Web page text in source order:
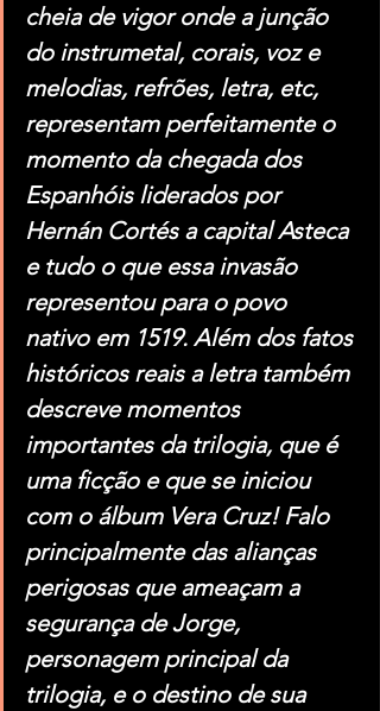
cheia de vigor onde a junção
do instrumetal, corais, voz e
melodias, refrões, letra, etc,
representam perfeitamente o
momento da chegada dos
Espanhóis liderados por
Hernán Cortés a capital Asteca
e tudo o que essa invasão
representou para o povo
nativo em 1519. Além dos fatos
históricos reais a letra também
descreve momentos
importantes da trilogia, que é
uma ficção e que se iniciou
com o álbum Vera Cruz! Falo
principalmente das alianças
perigosas que ameaçam a
segurança de Jorge,
personagem principal da
trilogia, e o destino de sua